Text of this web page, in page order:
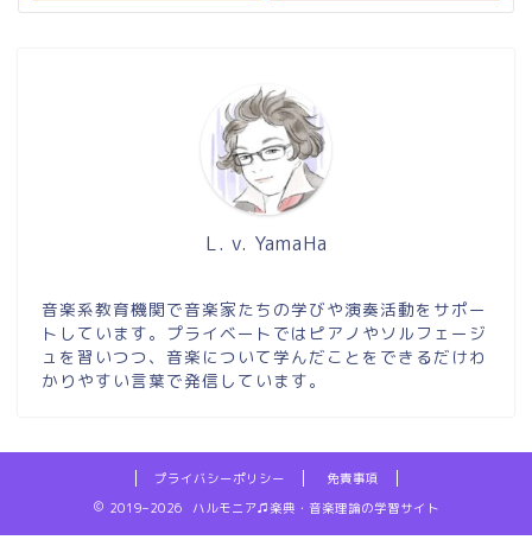
L. v. YamaHa
音楽系教育機関で音楽家たちの学びや演奏活動をサポー
トしています。プライベートではピアノやソルフェージ
ュを習いつつ、音楽について学んだことをできるだけわ
かりやすい言葉で発信しています。
プライバシーポリシー
免責事項
2019–2026 ハルモニア♫楽典・音楽理論の学習サイト